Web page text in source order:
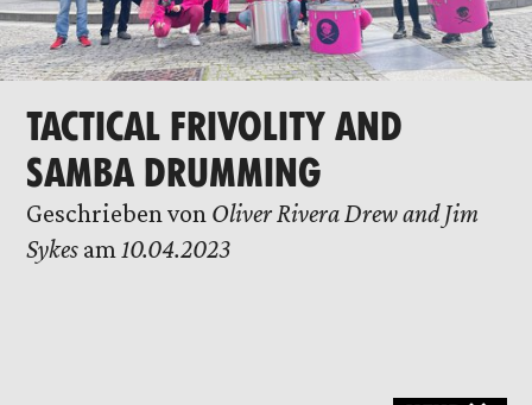
TACTICAL FRIVOLITY AND
SAMBA DRUMMING
Geschrieben von Oliver Rivera Drew and Jim
Sykesam10.04.2023